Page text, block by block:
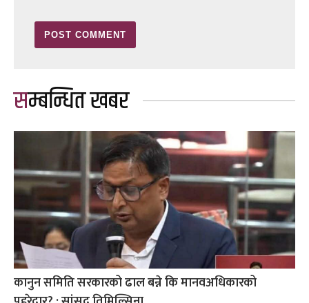
सम्बन्धित खबर
कानुन समिति सरकारको ढाल बन्ने कि मानवअधिकारको